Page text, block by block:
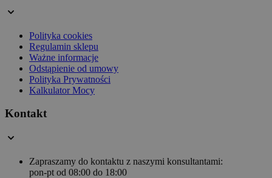
Polityka cookies
Regulamin sklepu
Ważne informacje
Odstąpienie od umowy
Polityka Prywatności
Kalkulator Mocy
Kontakt
Zapraszamy do kontaktu z naszymi konsultantami:
pon-pt od 08:00 do 18:00